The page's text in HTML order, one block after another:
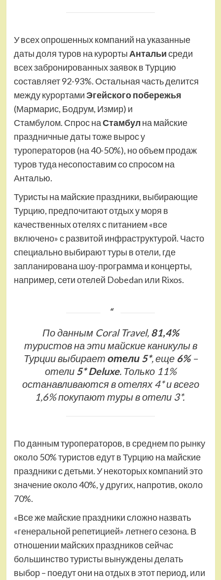
У всех опрошенных компаний на указанные
даты доля туров на курорты Антальисреди
всех забронированных заявок в Турцию
составляет 92-93%. Остальная часть делится
между курортамиЭгейского побережья
(Мармарис, Бодрум, Измир) и
Стамбулом. Спрос наСтамбулна майские
праздничные даты тоже вырос у
туроператоров (на 40-50%), но объем продаж
туров туда несопоставим со спросом на
Анталью.
Туристы на майские праздники, выбирающие
Турцию, предпочитают отдых у моря в
качественных отелях с питанием «все
включено» с развитой инфраструктурой. Часто
специально выбирают туры в отели, где
запланирована шоу-программа и концерты,
например, сети отелей Dobedan или Rixos.
По данным Coral Travel, 81,4%
туристов на эти майские каникулы в
Турции выбирает отели 5*, еще 6%–
отели 5* Deluxe. Только 11%
останавливаются в отелях 4* и всего
1,6% покупают туры в отели 3*.
По данным туроператоров, в среднем по рынку
около 50% туристов едут в Турцию на майские
праздники с детьми. У некоторых компаний это
значение около 40%, у других, напротив, около
70%.
«Все же майские праздники сложно назвать
«генеральной репетицией» летнего сезона. В
отношении майских праздников сейчас
большинство туристы вынуждены делать
выбор – поедут они на отдых в этот период, или